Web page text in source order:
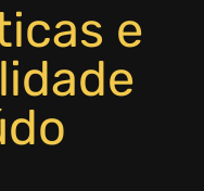
e